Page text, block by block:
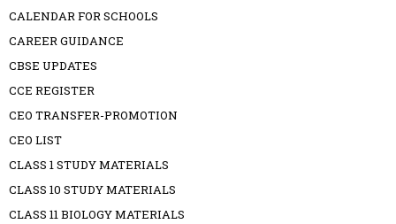
CALENDAR FOR SCHOOLS
CAREER GUIDANCE
CBSE UPDATES
CCE REGISTER
CEO TRANSFER-PROMOTION
CEO LIST
CLASS 1 STUDY MATERIALS
CLASS 10 STUDY MATERIALS
CLASS 11 BIOLOGY MATERIALS